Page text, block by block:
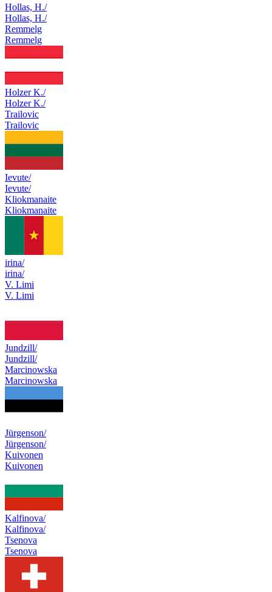
Hollas, H./
Hollas, H./
Remmelg
Remmelg
Holzer K./
Holzer K./
Trailovic
Trailovic
Ievute/
Ievute/
Kliokmanaite
Kliokmanaite
irina/
irina/
V. Limi
V. Limi
Jundzill/
Jundzill/
Marcinowska
Marcinowska
Jürgenson/
Jürgenson/
Kuivonen
Kuivonen
Kalfinova/
Kalfinova/
Tsenova
Tsenova